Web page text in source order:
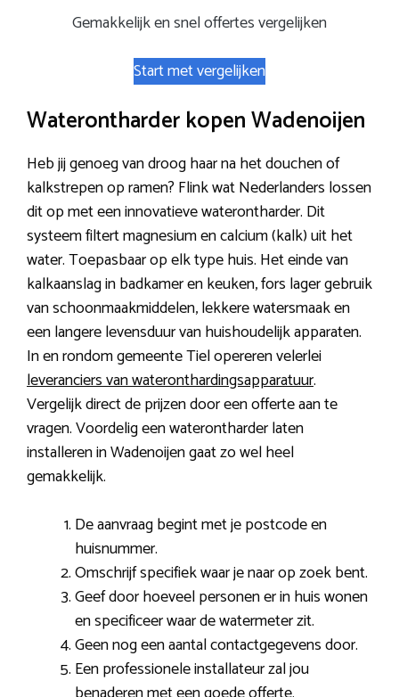
Gemakkelijk en snel offertes vergelijken
Start met vergelijken
Waterontharder kopen Wadenoijen
Heb jij genoeg van droog haar na het douchen of
kalkstrepen op ramen? Flink wat Nederlanders lossen
dit op met een innovatieve waterontharder. Dit
systeem filtert magnesium en calcium (kalk) uit het
water. Toepasbaar op elk type huis. Het einde van
kalkaanslag in badkamer en keuken, fors lager gebruik
van schoonmaakmiddelen, lekkere watersmaak en
een langere levensduur van huishoudelijk apparaten.
In en rondom gemeente Tiel opereren velerlei
leveranciers van wateronthardingsapparatuur.
Vergelijk direct de prijzen door een offerte aan te
vragen. Voordelig een waterontharder laten
installeren in Wadenoijen gaat zo wel heel
gemakkelijk.
De aanvraag begint met je postcode en
huisnummer.
Omschrijf specifiek waar je naar op zoek bent.
Geef door hoeveel personen er in huis wonen
en specificeer waar de watermeter zit.
Geen nog een aantal contactgegevens door.
Een professionele installateur zal jou